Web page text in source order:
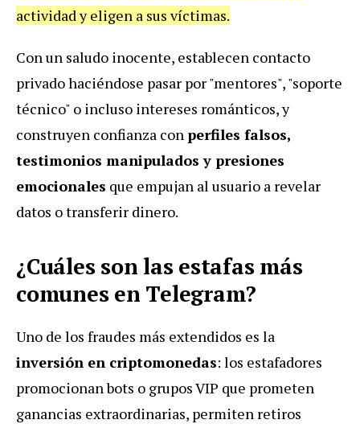
actividad y eligen a sus víctimas.
Con un saludo inocente, establecen contacto
privado haciéndose pasar por "mentores", "soporte
técnico" o incluso intereses románticos, y
construyen confianza conperfiles falsos,
testimonios manipulados y presiones
emocionales que empujan al usuario a revelar
datos o transferir dinero.
¿Cuáles son las estafas más
comunes en Telegram?
Uno de los fraudes más extendidos es la
inversión en criptomonedas: los estafadores
promocionan bots o grupos VIP que prometen
ganancias extraordinarias, permiten retiros